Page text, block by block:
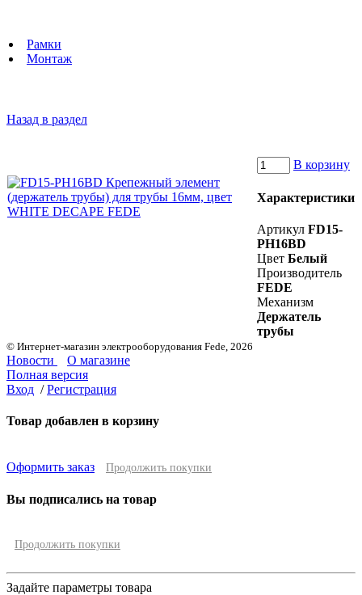
Рамки
Монтаж
Назад в раздел
В корзину
Характеристики
Артикул FD15-
PH16BD
Цвет Белый
Производитель
FEDE
Механизм
Держатель
трубы
© Интернет-магазин электрооборудования Fede, 2026
Новости
О магазине
Полная версия
Вход / Регистрация
Товар добавлен в корзину
Оформить заказ Продолжить покупки
Вы подписались на товар
Продолжить покупки
Задайте параметры товара